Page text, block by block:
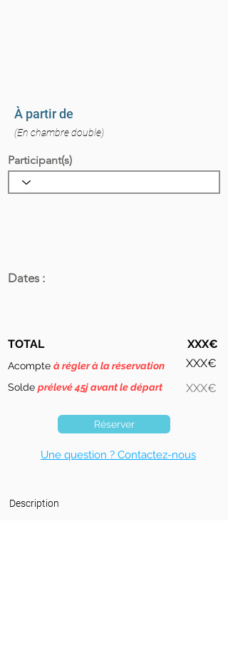
À partir de
(En chambre double)
Participant(s)
Dates :
TOTAL
Acompte à régler à la réservation
Solde prélevé 45j avant le départ
XXX€
XXX€
XXX€
Réserver
Une question ? Contactez-nous
Description